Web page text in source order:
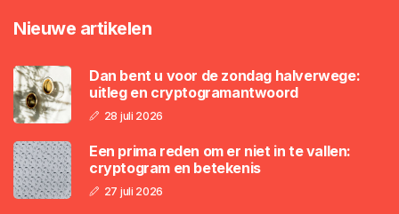
Nieuwe artikelen
Dan bent u voor de zondag halverwege:
uitleg en cryptogramantwoord
28 juli 2026
Een prima reden om er niet in te vallen:
cryptogram en betekenis
27 juli 2026